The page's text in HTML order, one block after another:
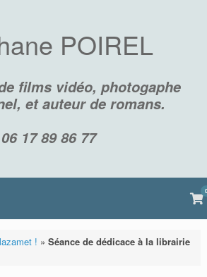
POIREL
films vidéo, photogaphe
et auteur de romans.
06 17 89 86 77
0
! » Séance de dédicace à la librairie